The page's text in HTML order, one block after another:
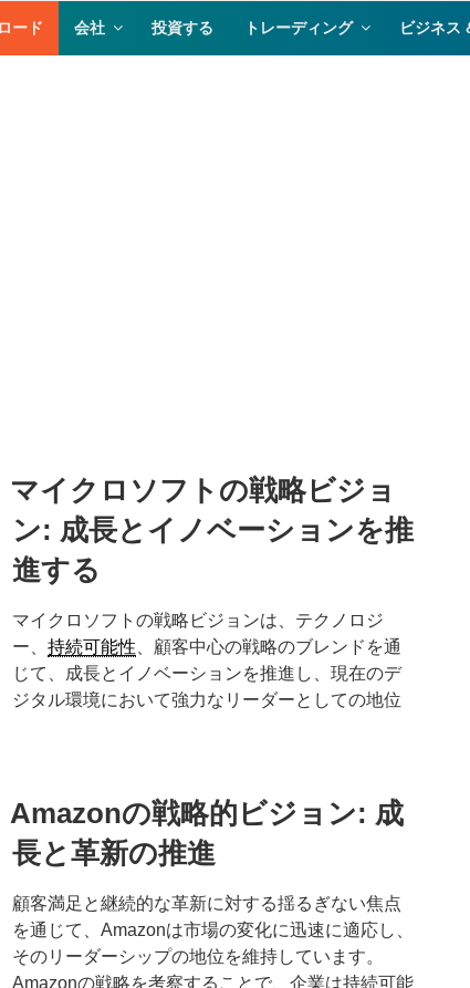
ード 会社 投資する トレーディング ビジネス
マイクロソフトの戦略ビジョ
ン: 成長とイノベーションを推
進する
マイクロソフトの戦略ビジョンは、テクノロジ
ー、持続可能性 、顧客中心の戦略のブレンドを通
じて、成長とイノベーションを推進し、現在のデ
ジタル環境において強力なリーダーとしての地位
Amazonの戦略的ビジョン: 成
長と革新の推進
顧客満足と継続的な革新に対する揺るぎない焦点
を通じて、Amazonは市場の変化に迅速に適応し、
そのリーダーシップの地位を維持しています。
Amazonの戦略を考察することで、企業は持続可能